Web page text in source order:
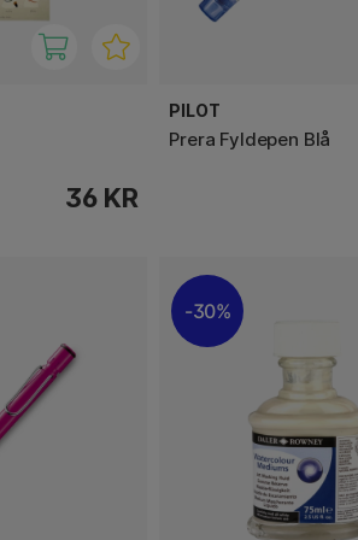
36 KR
PILOT
Prera Fyldepen Blå
30%